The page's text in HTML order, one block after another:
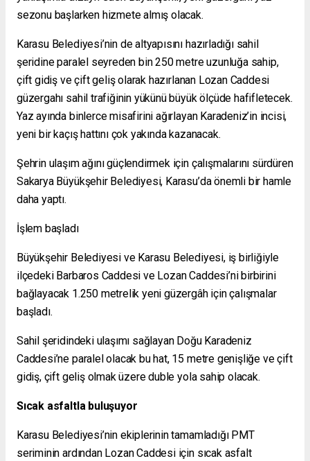
sezonu başlarken hizmete almış olacak.
Karasu Belediyesi’nin de altyapısını hazırladığı sahil
şeridine paralel seyreden bin 250 metre uzunluğa sahip,
çift gidiş ve çift geliş olarak hazırlanan Lozan Caddesi
güzergahı sahil trafiğinin yükünü büyük ölçüde hafifletecek.
Yaz ayında binlerce misafirini ağırlayan Karadeniz’in incisi,
yeni bir kaçış hattını çok yakında kazanacak.
Şehrin ulaşım ağını güçlendirmek için çalışmalarını sürdüren
Sakarya Büyükşehir Belediyesi, Karasu’da önemli bir hamle
daha yaptı.
İşlem başladı
Büyükşehir Belediyesi ve Karasu Belediyesi, iş birliğiyle
ilçedeki Barbaros Caddesi ve Lozan Caddesi’ni birbirini
bağlayacak 1.250 metrelik yeni güzergâh için çalışmalar
başladı.
Sahil şeridindeki ulaşımı sağlayan Doğu Karadeniz
Caddesi’ne paralel olacak bu hat, 15 metre genişliğe ve çift
gidiş, çift geliş olmak üzere duble yola sahip olacak.
Sıcak asfaltla buluşuyor
Karasu Belediyesi’nin ekiplerinin tamamladığı PMT
seriminin ardından Lozan Caddesi için sıcak asfalt